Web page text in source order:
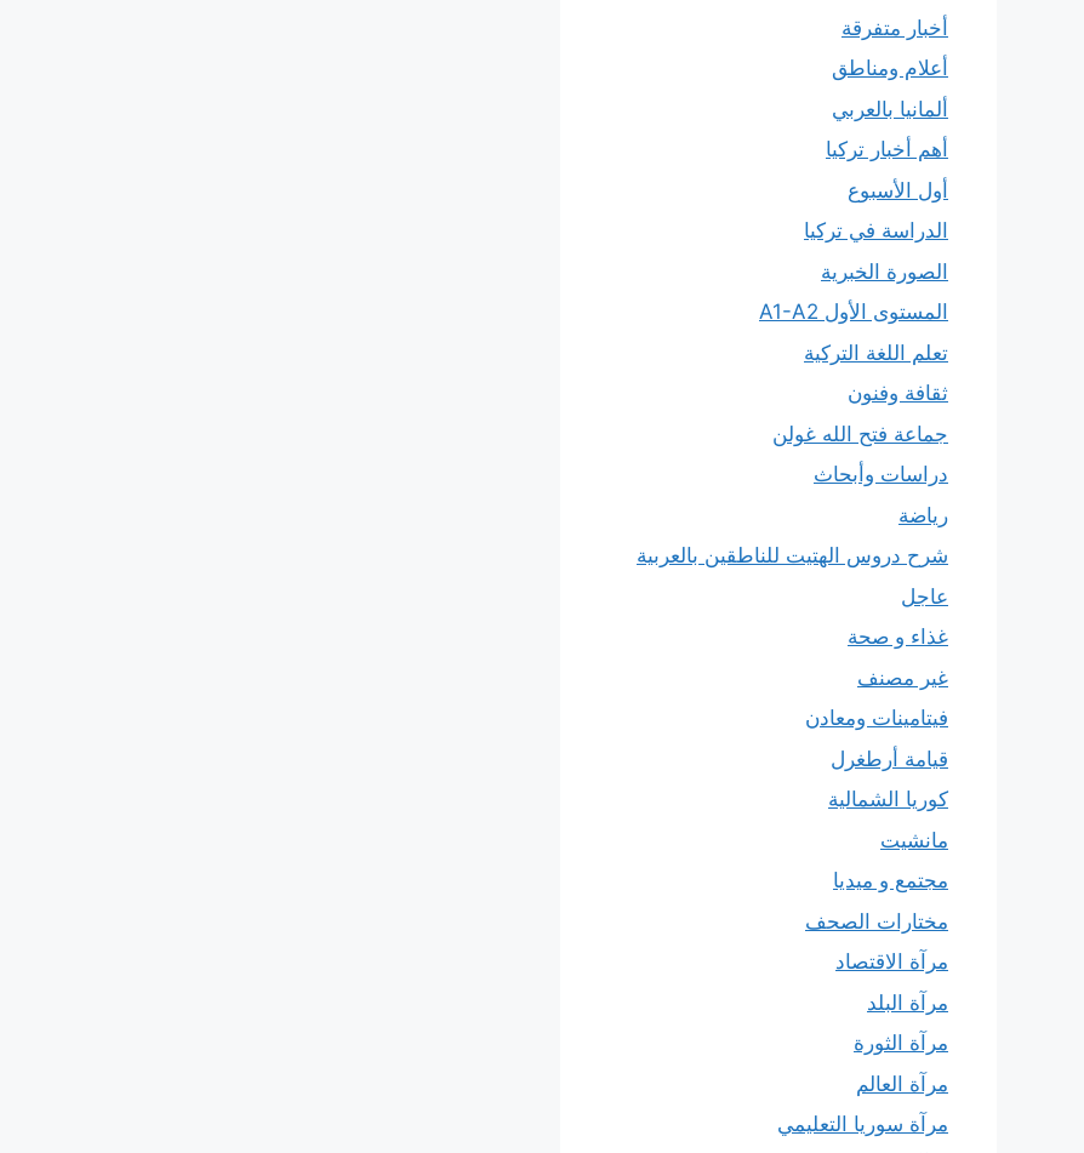
أخبار متفرقة
أعلام ومناطق
ألمانيا بالعربي
أهم أخبار تركيا
أول الأسبوع
الدراسة في تركيا
الصورة الخبرية
المستوى الأول A1-A2
تعلم اللغة التركية
ثقافة وفنون
جماعة فتح الله غولن
دراسات وأبحاث
رياضة
شرح دروس الهتيت للناطقين بالعربية
عاجل
غذاء و صحة
غير مصنف
فيتامينات ومعادن
قيامة أرطغرل
كوريا الشمالية
مانشيت
مجتمع و ميديا
مختارات الصحف
مرآة الاقتصاد
مرآة البلد
مرآة الثورة
مرآة العالم
مرآة سوريا التعليمي